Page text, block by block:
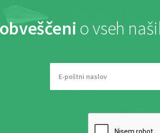
o vseh